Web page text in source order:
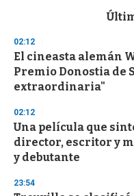
d
s
o
f
3
s
e
c
o
n
d
02:12
El cineasta alemán
Premio Donostia de
extraordinaria"
02:12
Una película que
director, escritor y
y debutante
23:54